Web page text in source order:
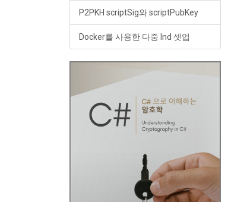
P2PKH scriptSig와 scriptPubKey
Docker를 사용한 다중 lnd 셋업